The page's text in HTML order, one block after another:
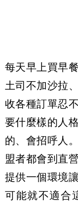
每天早上買早
土司不加沙拉
收各種訂單忍
要什麼樣的人
的、會招呼人
盟者都會到直
提供一個環境
可能就不適合